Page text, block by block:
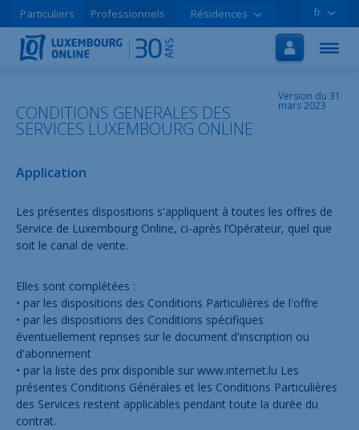
Accueil
Mobile
Promos
LOLCLOUD
Brochure
À propos
Contact
Particuliers Professionnels Résidences fr
CONDITIONS GENERALES DES
SERVICES LUXEMBOURG ONLINE
Version du 31
mars 2023
Application
Les présentes dispositions s'appliquent à toutes les offres de
Service de Luxembourg Online, ci-après l’Opérateur, quel que
soit le canal de vente.
Elles sont complétées :
• par les dispositions des Conditions Particulières de l'offre
• par les dispositions des Conditions spécifiques
éventuellement reprises sur le document d'inscription ou
d'abonnement
• par la liste des prix disponible sur www.internet.lu Les
présentes Conditions Générales et les Conditions Particulières
des Services restent applicables pendant toute la durée du
contrat.